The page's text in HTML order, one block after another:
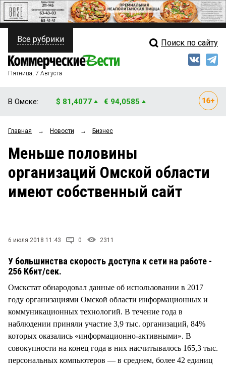
ПОЛИТИКА
ФИНАНСЫ
ОБЩЕСТВО
ЗАКОН
НОВОСТИ КОМПАНИЙ
Свежий выпуск
Рейтинги
Блоги
Архив
Все рубрики Поиск по сайту
Пятница, 7 Августа
В Омске: $ 81,4077 € 94,0585
Главная → Новости → Бизнес
Меньше половины
организаций Омской области
имеют собственный сайт
6 июля 2018 11:43 0 2311
У большинства скорость доступа к сети на работе -
256 Кбит/сек.
Омскстат обнародовал данные об использовании в 2017
году организациями Омской области информационных и
коммуникационных технологий. В течение года в
наблюдении приняли участие 3,9 тыс. организаций, 84%
которых оказались «информационно-активными». В
совокупности на конец года в них насчитывалось 165,3 тыс.
персональных компьютеров — в среднем, более 42 единиц